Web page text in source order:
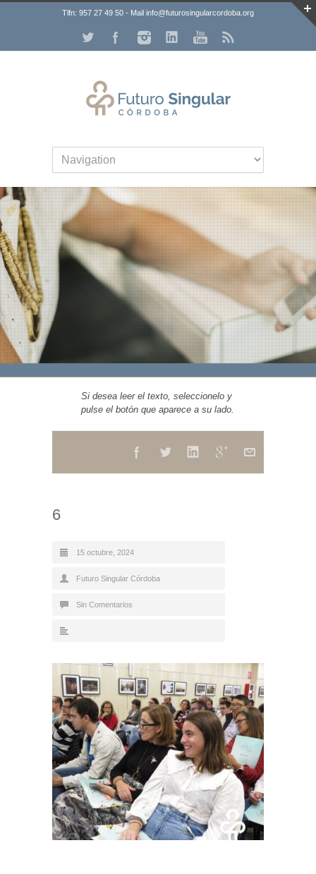
Tlfn: 957 27 49 50 - Mail info@futurosingularcordoba.org
Si desea leer el texto, seleccionelo y
pulse el botón que aparece a su lado.
6
15 octubre, 2024
Futuro Singular Córdoba
Sin Comentarios